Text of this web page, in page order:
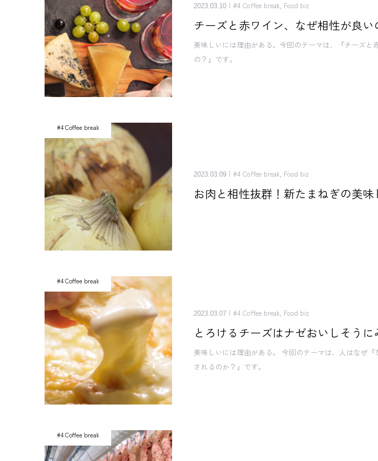
2023.03.10 #4 Coffee break, Food biz
チーズと赤ワイン、なぜ相性が良い
美味しいには理由がある。今回のテーマは、『チーズと
の？』です。
#4 Coffee break
2023.03.09 #4 Coffee break Food biz
お肉と相性抜群！新たまねぎの美味
#4 Coffee break
2023.03.07 #4 Coffee break, Food biz
とろけるチーズはナゼおいしそうに
美味しいには理由がある。 今回のテーマは、人はなぜ
されるのか？』です。
#4 Coffee break